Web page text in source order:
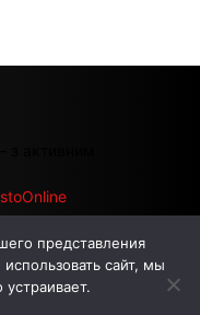
активним
РЕКЛАМА НА САЙТІ
представления
сайт, мы
устраивает.